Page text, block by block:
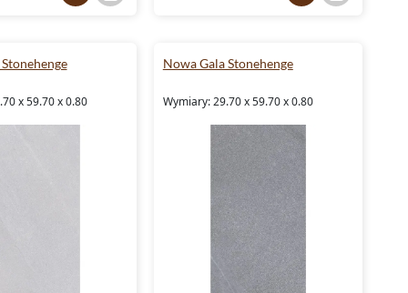
Poznaj kolekcję płytek Stonehenge od Nowa Gala
oferuje kolekcja
Nowa Gala Stonehenge . Poczuj magię
elegancję i piękno.
Niezawodne rozwiązania z Nowa Gala - kolekcja
Niech Twoje wnętrza staną się odzwierciedleniem harmonii i
naturalnego piękna dzięki kolekcji Nowa Gala Stonehenge.
Zapraszamy do odkrycia wszystkich możliwości
aranżacyjnych, jakie niesie ze sobą ta wyjątkowa seria płytek.
Nie czekaj, odmień swoje przestrzenie już dziś.
x 59.70 x 0.80
Nowa Gala Stonehenge
Wymiary: 29.70 x 59.70 x 0.80